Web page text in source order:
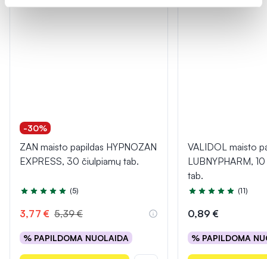
-30%
ZAN maisto papildas HYPNOZAN
EXPRESS, 30 čiulpiamų tab.
Įvertinimas 5.0 iš 5
(5)
3,77 € 5,39 €
% PAPILDOMA NUOLAIDA
VALIDOL maisto
LUBNYPHARM,
tab.
Įvertinimas 5.0 iš 5
(11)
0,89 €
% PAPILDOMA